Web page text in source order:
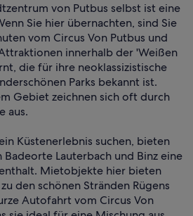
von Putbus selbst ist eine
Sie hier übernachten, sind Sie
vom Circus Von Putbus und
innerhalb der 'Weißen
die für ihre neoklassizistische
Parks bekannt ist.
Gebiet zeichnen sich oft durch
aus.
Küstenerlebnis suchen, bieten
Lauterbach und Binz eine
Mietobjekte hier bieten
den schönen Stränden Rügens
Autofahrt vom Circus Von